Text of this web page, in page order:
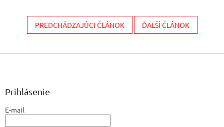
PREDCHÁDZAJÚCI ČLÁNOK ĎALŠÍ ČLÁNOK
Z
Prihlásenie
E-mail